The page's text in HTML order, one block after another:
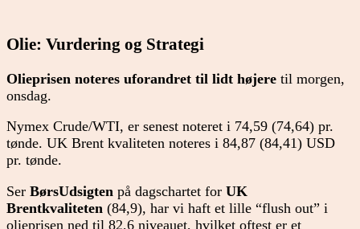
Olie: Vurdering og Strategi
Olieprisen noteres uforandret til lidt højere til morgen,
onsdag.
Nymex Crude/WTI, er senest noteret i 74,59 (74,64) pr.
tønde. UK Brent kvaliteten noteres i 84,87 (84,41) USD
pr. tønde.
Ser BørsUdsigten på dagschartet for UK
Brentkvaliteten (84,9), har vi haft et lille “flush out” i
olieprisen ned til 82,6 niveauet, hvilket oftest er et